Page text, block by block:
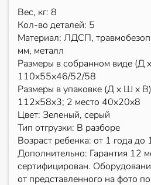
Вес, кг: 8
Кол-во деталей: 5
Материал: ЛДСП,
мм, металл
Размеры в собранном виде (Д
110х55х46/52/58
Размеры в упаковке (Д х Ш х
112х58х3; 2 место 40х20х8
Цвет: Зеленый, серый
Тип отгрузки: В разборе
Возраст ребенка: от 1 года до
Дополнительно: Гарантия 12
сертифицирован.
от представленного на фото